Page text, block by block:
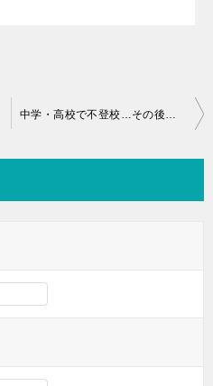
中学・高校で不登校…その後の進路は？高卒認定試験で未来を切り開こう！